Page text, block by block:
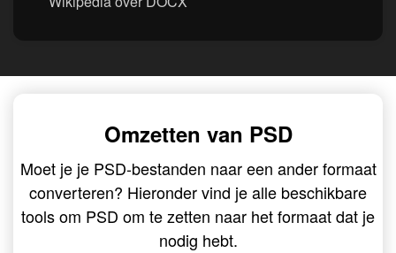
Omzetten van PSD
Moet je je PSD-bestanden naar een ander formaat
converteren? Hieronder vind je alle beschikbare
tools om PSD om te zetten naar het formaat dat je
nodig hebt.